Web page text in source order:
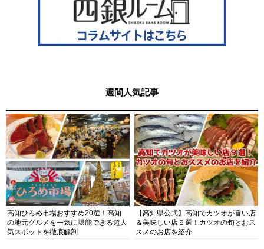
週間人気記事
高知ひろめ市場おすすめ20選！高知
の地元グルメを一気に堪能できる超人
気スポットを徹底解剖
【高知県公式】高知でカツオが旨い店
＆美味しい店９選！カツオの旬とおス
スメのお店を紹介